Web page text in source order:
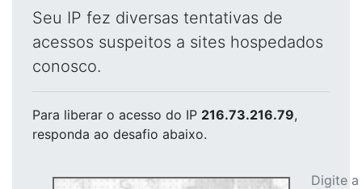
Seu IP fez diversas tentativas de
acessos suspeitos a sites hospedados
conosco.
Para liberar o acesso do IP 216.73.216.79,
responda ao desafio abaixo.
Digite